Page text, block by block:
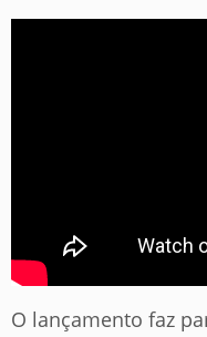
O lançamento faz